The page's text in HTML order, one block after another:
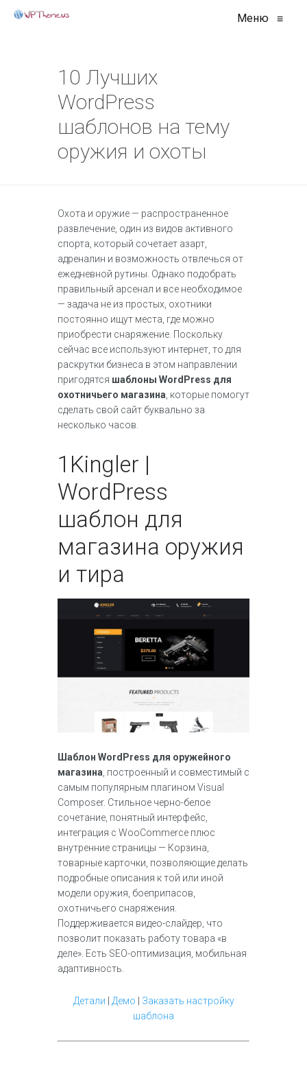
Меню ≡
10 Лучших
WordPress
шаблонов на тему
оружия и охоты
Охота и оружие — распространенное
развлечение, один из видов активного
спорта, который сочетает азарт,
адреналин и возможность отвлечься от
ежедневной рутины. Однако подобрать
правильный арсенал и все необходимое
— задача не из простых, охотники
постоянно ищут места, где можно
приобрести снаряжение. Поскольку
сейчас все используют интернет, то для
раскрутки бизнеса в этом направлении
пригодятся шаблоны WordPress для
охотничьего магазина , которые помогут
сделать свой сайт буквально за
несколько часов.
1 Kingler |
WordPress
шаблон для
магазина оружия
и тира
Шаблон WordPress для оружейного
магазина, построенный и совместимый с
самым популярным плагином Visual
Composer. Стильное черно-белое
сочетание, понятный интерфейс,
интеграция с WooCommerce плюс
внутренние страницы — Корзина,
товарные карточки, позволяющие делать
подробные описания к той или иной
модели оружия, боеприпасов,
охотничьего снаряжения.
Поддерживается видео-слайдер, что
позволит показать работу товара «в
деле». Есть SEO-оптимизация, мобильная
адаптивность.
Детали Демо
Заказать настройку
шаблона